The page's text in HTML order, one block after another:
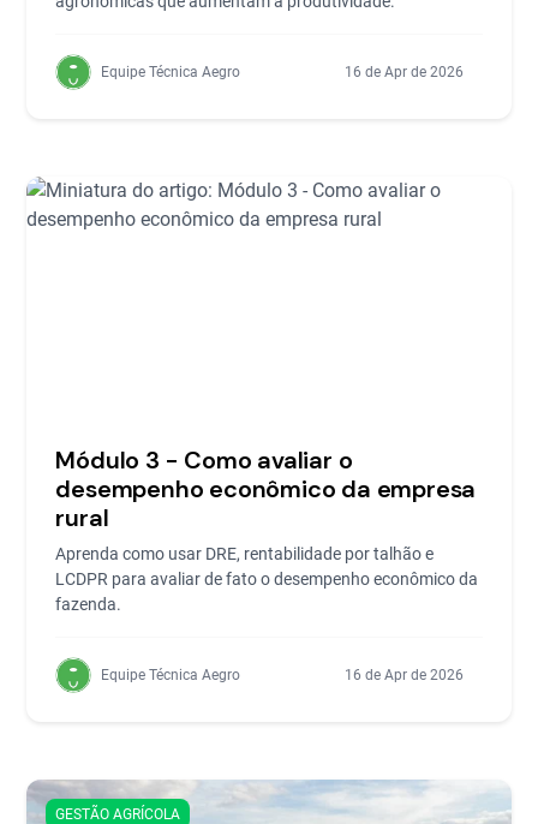
Equipe Técnica Aegro 16 de Apr de 2026
Módulo 3 - Como avaliar o
desempenho econômico da empresa
rural
Aprenda como usar DRE, rentabilidade por talhão e
LCDPR para avaliar de fato o desempenho econômico da
fazenda.
Equipe Técnica Aegro 16 de Apr de 2026
GESTÃO AGRÍCOLA